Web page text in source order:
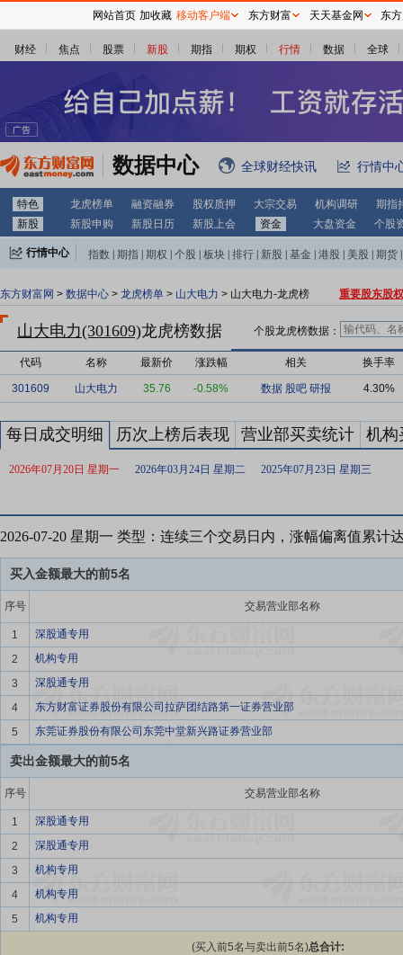
财经 焦点 股票 新股 期指 期权 行情 数据 全球
数据中心 全球财经快讯 行情中
特色 龙虎榜单 融资融券 股权质押 大宗交易 机构调研
期指
新股
新股申购 新股日历 新股上会 资金 大盘资金 个股
行情中心 指数 期指 期权 个股 板块 排行 新股 基金 港股 美股 期货
东方财富网 > 数据中心 > 龙虎榜单 > 山大电力 > 山大电力-龙虎榜 重要股东股
山大电力(301609)龙虎榜数据 个股龙虎榜数据：
代码 名称 最新价 涨跌幅 相关 换手率
301609 山大电力 35.76 -0.58% 数据 股吧 研报 4.30%
每日成交明细 历次上榜后表现 营业部买卖统计 机构
2026年07月20日 星期一 2026年03月24日 星期二 2025年07月23日 星期三
2026-07-20 星期一 类型：连续三个交易日内，涨幅偏离值累计
买入金额最大的前5名
序号 交易营业部名称
1
深股通专用
2
机构专用
3
深股通专用
4
东方财富证券股份有限公司拉萨团结路第一证券营业部
5
东莞证券股份有限公司东莞中堂新兴路证券营业部
卖出金额最大的前5名
序号 交易营业部名称
1
深股通专用
2
深股通专用
3
机构专用
4
机构专用
5
机构专用
(买入前5名与卖出前5名)总合计:
网站首页 加收藏 移动客户端 东方财富 天天基金网 东